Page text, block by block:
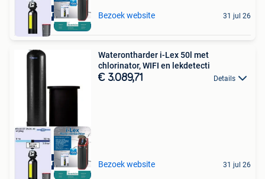
Aquariatics Bezoek website 31 jul 26
Aquariatics
Waterontharder i-Lex 50l met
chlorinator, WIFI en lekdetecti
€ 3.089,71 Details
Bezoek website 31 jul 26